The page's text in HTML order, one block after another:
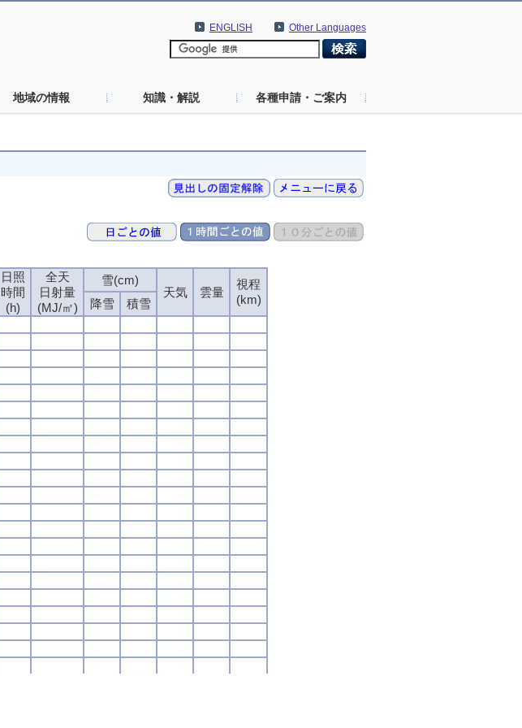
Other Languages
ENGLISH
地域の情報 知識・解説 各種申請・ご案内
日照
時間
(h)
全天
日射量
(MJ/㎡)
雪(cm)
天気
雲量
視程
(km)
降雪
積雪
日照
時間
(h)
全天
日射量
(MJ/㎡)
雪(cm)
天気
雲量
視程
(km)
降雪
積雪
日照
時間
(h)
全天
日射量
(MJ/㎡)
雪(cm)
天気
雲量
視程
(km)
降雪
積雪
日照
時間
(h)
全天
日射量
(MJ/㎡)
雪(cm)
天気
雲量
視程
(km)
降雪
積雪